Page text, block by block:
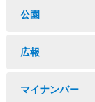
公園
広報
マイナンバー